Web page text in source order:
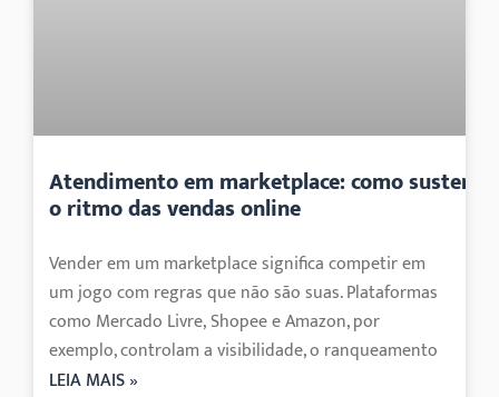
Atendimento em marketplace: como
o ritmo das vendas online
Vender em um marketplace significa competir em
um jogo com regras que não são suas. Plataformas
como Mercado Livre, Shopee e Amazon, por
exemplo, controlam a visibilidade, o ranqueamento
LEIA MAIS »